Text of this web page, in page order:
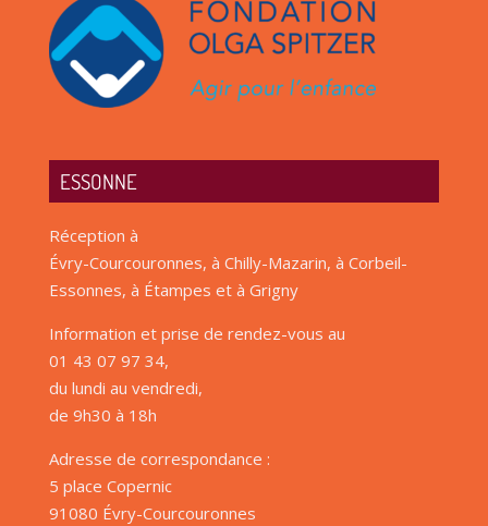
ESSONNE
Réception à
Évry-Courcouronnes, à Chilly-Mazarin, à Corbeil-
Essonnes, à Étampes et à Grigny
Information et prise de rendez-vous au
01 43 07 97 34,
du lundi au vendredi,
de 9h30 à 18h
Adresse de correspondance :
5 place Copernic
91080 Évry-Courcouronnes